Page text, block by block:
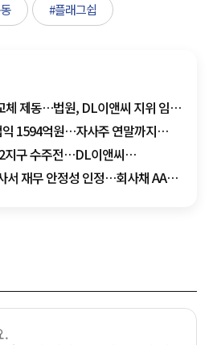
#플래그쉽
체 제동…법원, DL이앤씨 지위 임시
1594억원…자사주 연말까지
지구 수주전…DL이앤씨
참석
서 재무 안정성 인정…회사채 AA-·